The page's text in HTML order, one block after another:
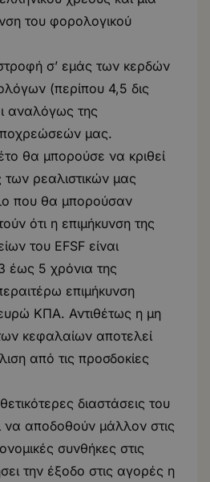
του φορολογικού
σ’ εμάς των κερδών
(περίπου 4,5 δις
αναλόγως της
μας.
θα μπορούσε να κριθεί
των ρεαλιστικών μας
που θα μπορούσαν
ότι η επιμήκυνση της
του EFSF είναι
έως 5 χρόνια της
επιμήκυνση
ΚΠΑ. Αντιθέτως η μη
κεφαλαίων αποτελεί
από τις προσδοκίες
διαστάσεις του
να αποδοθούν μάλλον στις
συνθήκες στις
την έξοδο στις αγορές η